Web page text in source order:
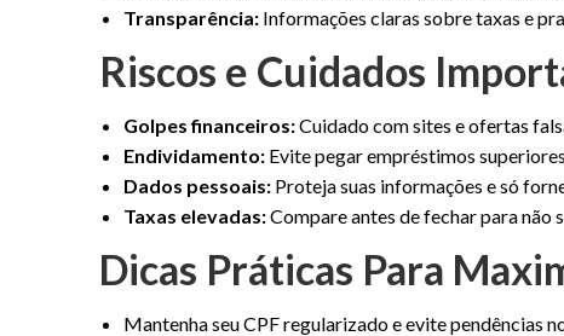
Transparência: Informações claras sobre taxas e
Riscos e Cuidados
Golpes financeiros:Cuidado com sites e ofertas
Endividamento: Evite pegar empréstimos
Dados pessoais: Proteja suas informações e só
Taxas elevadas:Compare antes de fechar para não
Dicas Práticas Para
Mantenha seu CPF regularizado e evite pendências